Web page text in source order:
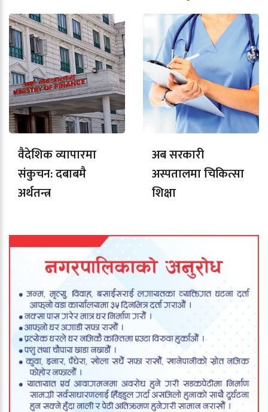
लाइसेन्स
वैदेशिक व्यापारमा
संकुचन: दबाबमै
अर्थतन्त्र
अब सरकारी
अस्पतालमा चिकित्सा
शिक्षा